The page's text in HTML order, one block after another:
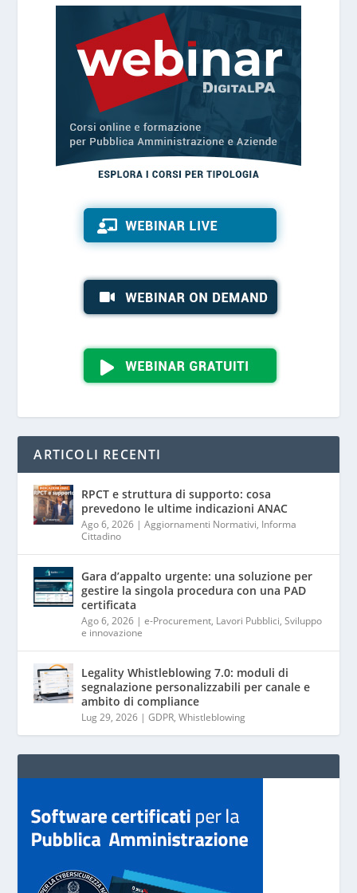
ARTICOLI RECENTI
RPCT e struttura di supporto: cosa
prevedono le ultime indicazioni ANAC
Ago 6, 2026 |Aggiornamenti Normativi, Informa
Cittadino
Gara d’appalto urgente: una soluzione per
gestire la singola procedura con una PAD
certificata
Ago 6, 2026 |e-Procurement, Lavori Pubblici,Sviluppo
e innovazione
Legality Whistleblowing 7.0: moduli di
segnalazione personalizzabili per canale e
ambito di compliance
Lug 29, 2026 |GDPR,Whistleblowing